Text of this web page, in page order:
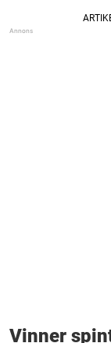
Vinner